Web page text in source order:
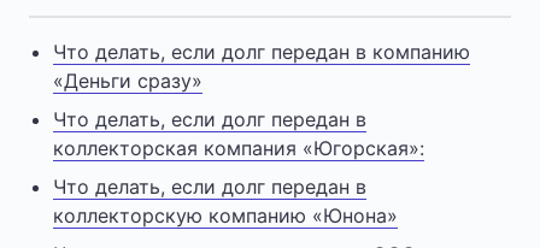
Что делать, если долг передан в компанию
«Деньги сразу»
Что делать, если долг передан в
коллекторская компания «Югорская»:
Что делать, если долг передан в
коллекторскую компанию «Юнона»